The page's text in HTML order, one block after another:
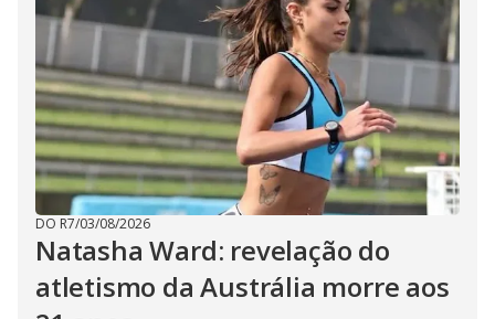
DO R7/03/08/2026
Natasha Ward: revelação do
atletismo da Austrália morre aos